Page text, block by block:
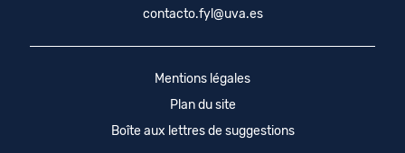
contacto.fyl@uva.es
Mentions légales
Plan du site
Boîte aux lettres de suggestions